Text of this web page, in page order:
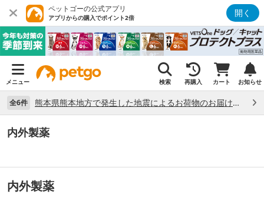
ペットゴーの公式アプリ
アプリからの購入でポイント2倍 開く
メニュー 検索 再購入 カート お知らせ
全6件 熊本県熊本地方で発生した地震によるお荷物のお届け状況について （7/28）
内外製薬
内外製薬